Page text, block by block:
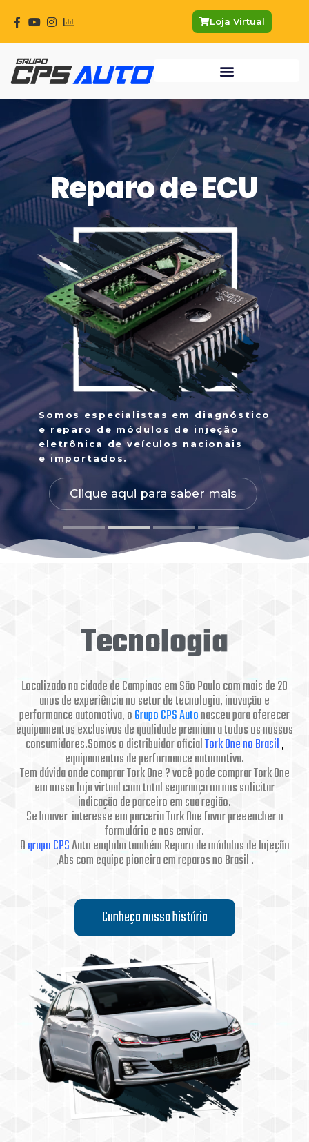
Loja Virtual
Reparo de ECU
Clique aqui para saber mais
Somos especialistas em diagnóstico
e reparo de módulos de injeção
eletrônica de veículos nacionais
e importados.
upoCPSAu
Localizado na cidade de Campinas em São Paulo com mais de 20
anos de experiência no setor de tecnologia, inovação e
performance automotiva, oGrupo CPS Autonasceu para oferecer
equipamentos exclusivos de qualidade premium a todos os nossos
consumidores.Somos o distribuidor oficialTork One no Brasil,
equipamentos de performance automotiva.
Tem dúvida onde comprar Tork One ? você pode comprar Tork One
em nossa loja virtual com total segurança ou nos solicitar
indicação de parceiro em sua região.
Se houver interesse em parceria Tork One favor preeencher o
formulário e nos enviar.
Ogrupo CPSAuto engloba também Reparo de módulos de Injeção
,Abs com equipe pioneira em reparos no Brasil .
Conheça nossa história